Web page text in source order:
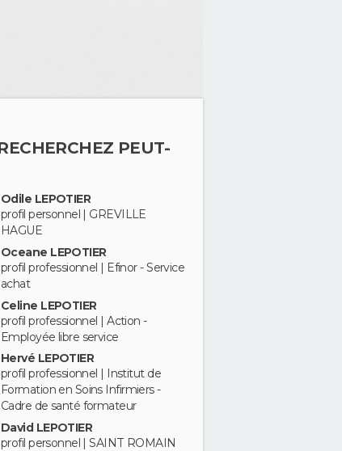
PEUT-
Odile LEPOTIER
profil personnel | GREVILLE
HAGUE
Oceane LEPOTIER
profil professionnel | Efinor - Service
achat
Celine LEPOTIER
profil professionnel | Action -
Employée libre service
Hervé LEPOTIER
profil professionnel | Institut de
Formation en Soins Infirmiers -
Cadre de santé formateur
David LEPOTIER
profil personnel | SAINT ROMAIN